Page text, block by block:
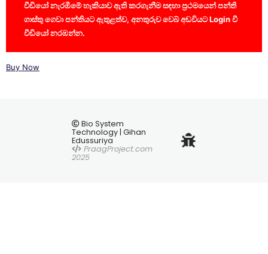
වීඩියෝ නැරඹීමේ හැකියාව ඇති කරගැනීම සඳහා ප්‍රථමයෙන් පන්ති
ගාස්තු ගෙවා පන්තියට ඇතුළත්ව, අනතුරුව වෙබ් අඩවියට Login වී
වීඩියෝ නරඹන්න.
Buy Now
Bio System
Technology | Gihan
Edussuriya
PraagProject.com
2025